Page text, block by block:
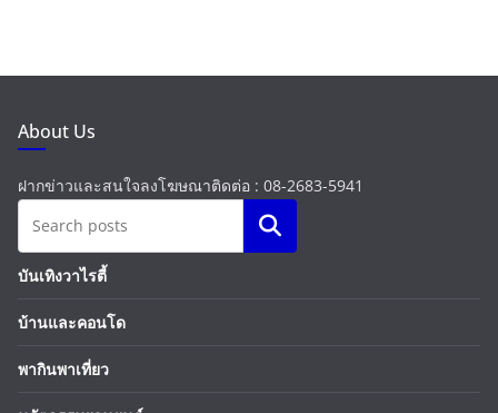
About Us
ฝากข่าวและสนใจลงโฆษณาติดต่อ : 08-2683-5941
Search
บันเทิงวาไรตี้
บ้านและคอนโด
พากินพาเที่ยว